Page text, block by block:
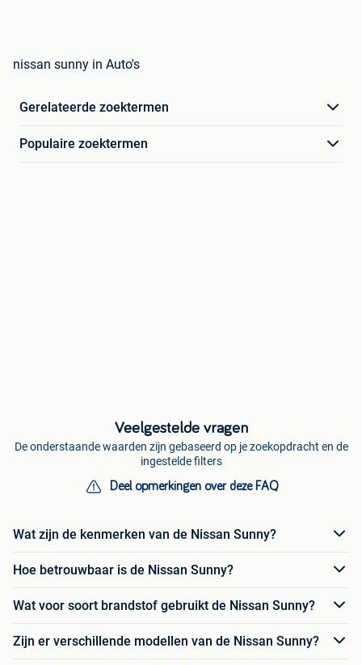
nissan sunny in Auto's
Gerelateerde zoektermen
Populaire zoektermen
Veelgestelde vragen
De onderstaande waarden zijn gebaseerd op je zoekopdracht en de
ingestelde filters
Deel opmerkingen over deze FAQ
Wat zijn de kenmerken van de Nissan Sunny?
Hoe betrouwbaar is de Nissan Sunny?
Wat voor soort brandstof gebruikt de Nissan Sunny?
Zijn er verschillende modellen van de Nissan Sunny?